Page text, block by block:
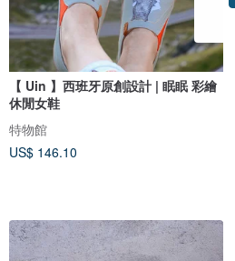
【 Uin 】西班牙原創設計 | 眠眠 彩繪
休閒女鞋
特物館
US$ 146.10